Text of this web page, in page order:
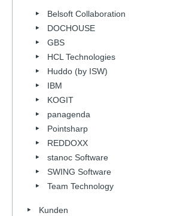
Belsoft Collaboration
DOCHOUSE
GBS
HCL Technologies
Huddo (by ISW)
IBM
KOGIT
panagenda
Pointsharp
REDDOXX
stanoc Software
SWING Software
Team Technology
Kunden